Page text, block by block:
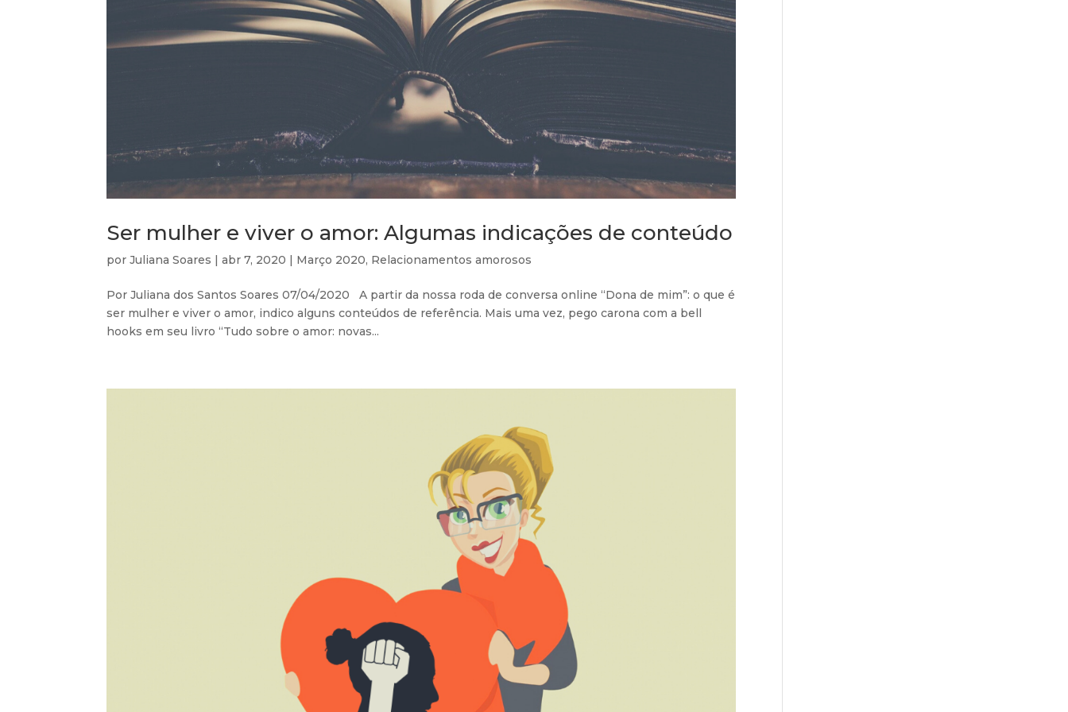
Ser mulher e viver o amor: Algumas indicações de conteúdo
porJuliana Soares |abr 7, 2020 | Março 2020, Relacionamentos amorosos
Por Juliana dos Santos Soares 07/04/2020 A partir da nossa roda de conversa online “Dona de mim”: o que é
ser mulher e viver o amor, indico alguns conteúdos de referência. Mais uma vez, pego carona com a bell
hooks em seu livro “Tudo sobre o amor: novas...